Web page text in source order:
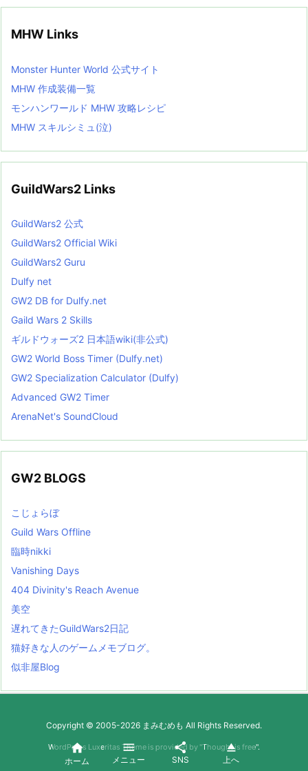
MHW Links
Monster Hunter World 公式サイト
MHW 作成装備一覧
モンハンワールド MHW 攻略レシピ
MHW スキルシミュ(泣)
GuildWars2 Links
GuildWars2 公式
GuildWars2 Official Wiki
GuildWars2 Guru
Dulfy net
GW2 DB for Dulfy.net
Gaild Wars 2 Skills
ギルドウォーズ2 日本語wiki(非公式)
GW2 World Boss Timer (Dulfy.net)
GW2 Specialization Calculator (Dulfy)
Advanced GW2 Timer
ArenaNet's SoundCloud
GW2 BLOGS
こじょらぼ
Guild Wars Offline
臨時nikki
Vanishing Days
404 Divinity's Reach Avenue
美空
遅れてきたGuildWars2日記
猫好きな人のゲームメモブログ。
似非屋Blog
Copyright © 2005-2026 まみむめも All Rights Reserved.
WordPress Luxeritas Theme is provided by "Thought is free".

ホーム

メニュー

SNS

上へ